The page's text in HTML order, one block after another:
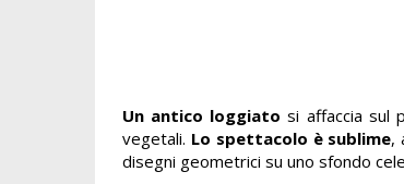
Un antico loggiato si affaccia sul
vegetali. Lo spettacolo è sublime,
disegni geometrici su uno sfondo